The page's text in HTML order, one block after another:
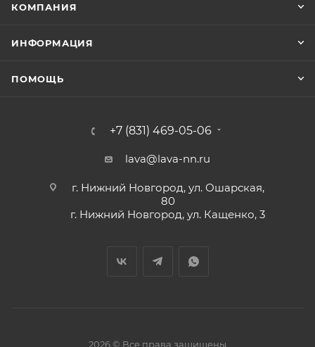
КОМПАНИЯ
ИНФОРМАЦИЯ
ПОМОЩЬ
+7 (831) 469-05-06
lava@lava-nn.ru
г. Нижний Новгород, ул. Ошарская,
80
г. Нижний Новгород, ул. Кащенко, 3
2026 © Все права защищены